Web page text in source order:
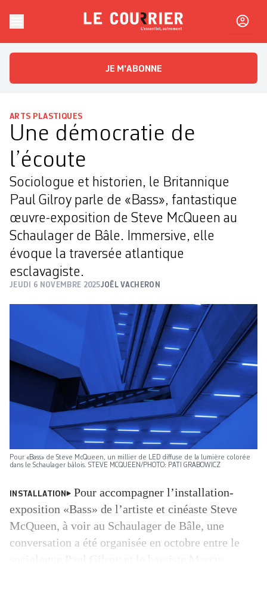
Le CourrierL'essentiel, autrement
JE M'ABONNE
ARTS PLASTIQUES
Une démocratie de
l’écoute
Sociologue et historien, le Britannique
Paul Gilroy parle de «Bass», fantastique
œuvre-exposition ­de Steve McQueen au
Schaulager de Bâle. Immersive, elle
évoque la traversée atlantique
esclavagiste.
JEUDI 6 NOVEMBRE 2025JOËL VACHERON
Pour «Bass» de Steve ­McQueen, un millier de LED ­diffuse de la lumière ­colorée
dans le Schaulager bâlois. STEVE MCQUEEN/PHOTO: PATI GRABOWICZ
INSTALLATION
Pour accompagner l’installation-
exposition «Bass» de l’artiste et ­cinéaste Steve
McQueen, à voir au Schaulager de Bâle, une
conversation a été organisée en octobre entre le